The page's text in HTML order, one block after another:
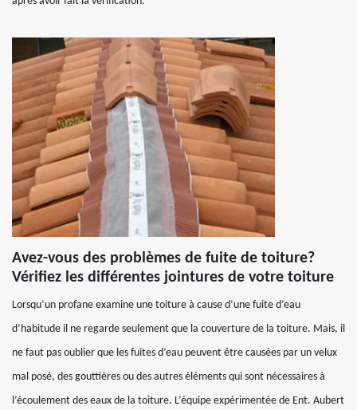
Avez-vous des problèmes de fuite de toiture?
Vérifiez les différentes jointures de votre toiture
Lorsqu’un profane examine une toiture à cause d’une fuite d’eau
d’habitude il ne regarde seulement que la couverture de la toiture. Mais, il
ne faut pas oublier que les fuites d’eau peuvent être causées par un velux
mal posé, des gouttières ou des autres éléments qui sont nécessaires à
l’écoulement des eaux de la toiture. L’équipe expérimentée de Ent. Aubert